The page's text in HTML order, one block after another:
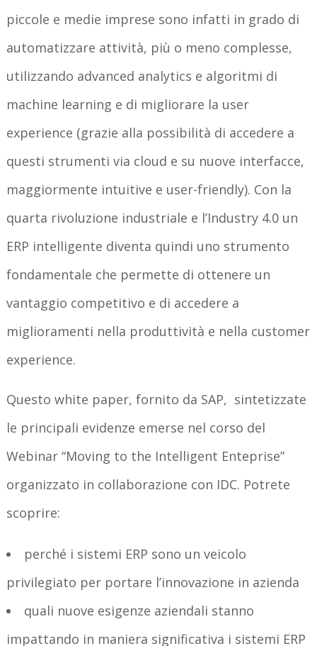
piccole e medie imprese sono infatti in grado di
automatizzare attività, più o meno complesse,
utilizzando advanced analytics e algoritmi di
machine learning e di migliorare la user
experience (grazie alla possibilità di accedere a
questi strumenti via cloud e su nuove interfacce,
maggiormente intuitive e user-friendly). Con la
quarta rivoluzione industriale e l’Industry 4.0 un
ERP intelligente diventa quindi uno strumento
fondamentale che permette di ottenere un
vantaggio competitivo e di accedere a
miglioramenti nella produttività e nella customer
experience.
Questo white paper, fornito da SAP, sintetizzate
le principali evidenze emerse nel corso del
Webinar “Moving to the Intelligent Enteprise”
organizzato in collaborazione con IDC. Potrete
scoprire:
perché i sistemi ERP sono un veicolo
privilegiato per portare l’innovazione in azienda
quali nuove esigenze aziendali stanno
impattando in maniera significativa i sistemi ERP